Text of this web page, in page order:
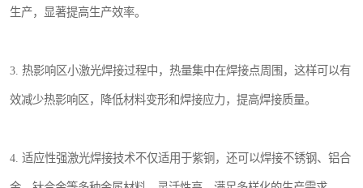
生产，显著提高生产效率。
3. 热影响区小激光焊接过程中，热量集中在焊接点周围，这样可以有
效减少热影响区，降低材料变形和焊接应力，提高焊接质量。
4. 适应性强激光焊接技术不仅适用于紫铜，还可以焊接不锈钢、铝合